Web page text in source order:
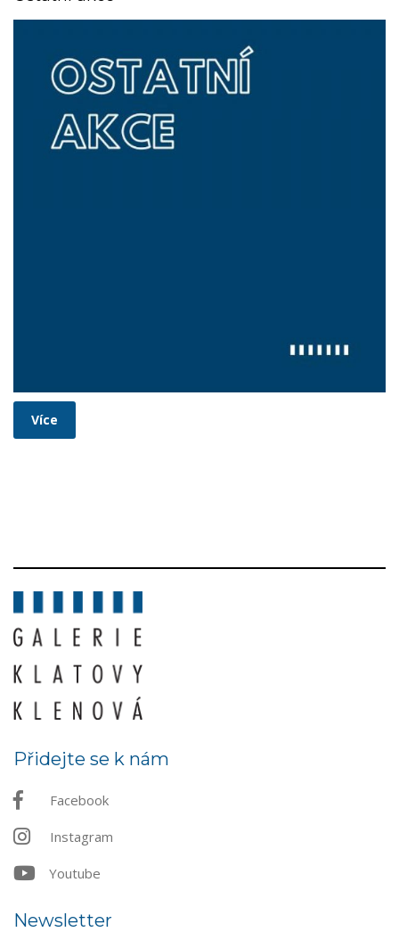
Více
Přidejte se k nám
Facebook
Instagram
Youtube
Newsletter